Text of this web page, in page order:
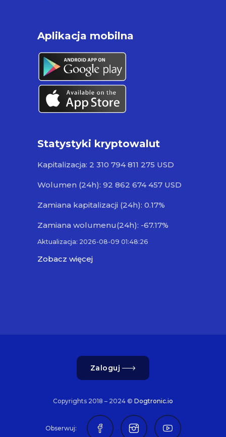
Aplikacja mobilna
Statystyki kryptowalut
Kapitalizacja: 2 310 794 811 275 USD
Wolumen (24h): 92 862 674 457 USD
Zamiana kapitalizacji (24h): 0.17%
Zamiana wolumenu(24h): -67.17%
Aktualizacja: 2026-08-09 01:48:26
Zobacz więcej
Zaloguj
Copyrights 2018 – 2024 © Dogtronic.io
Obserwuj: